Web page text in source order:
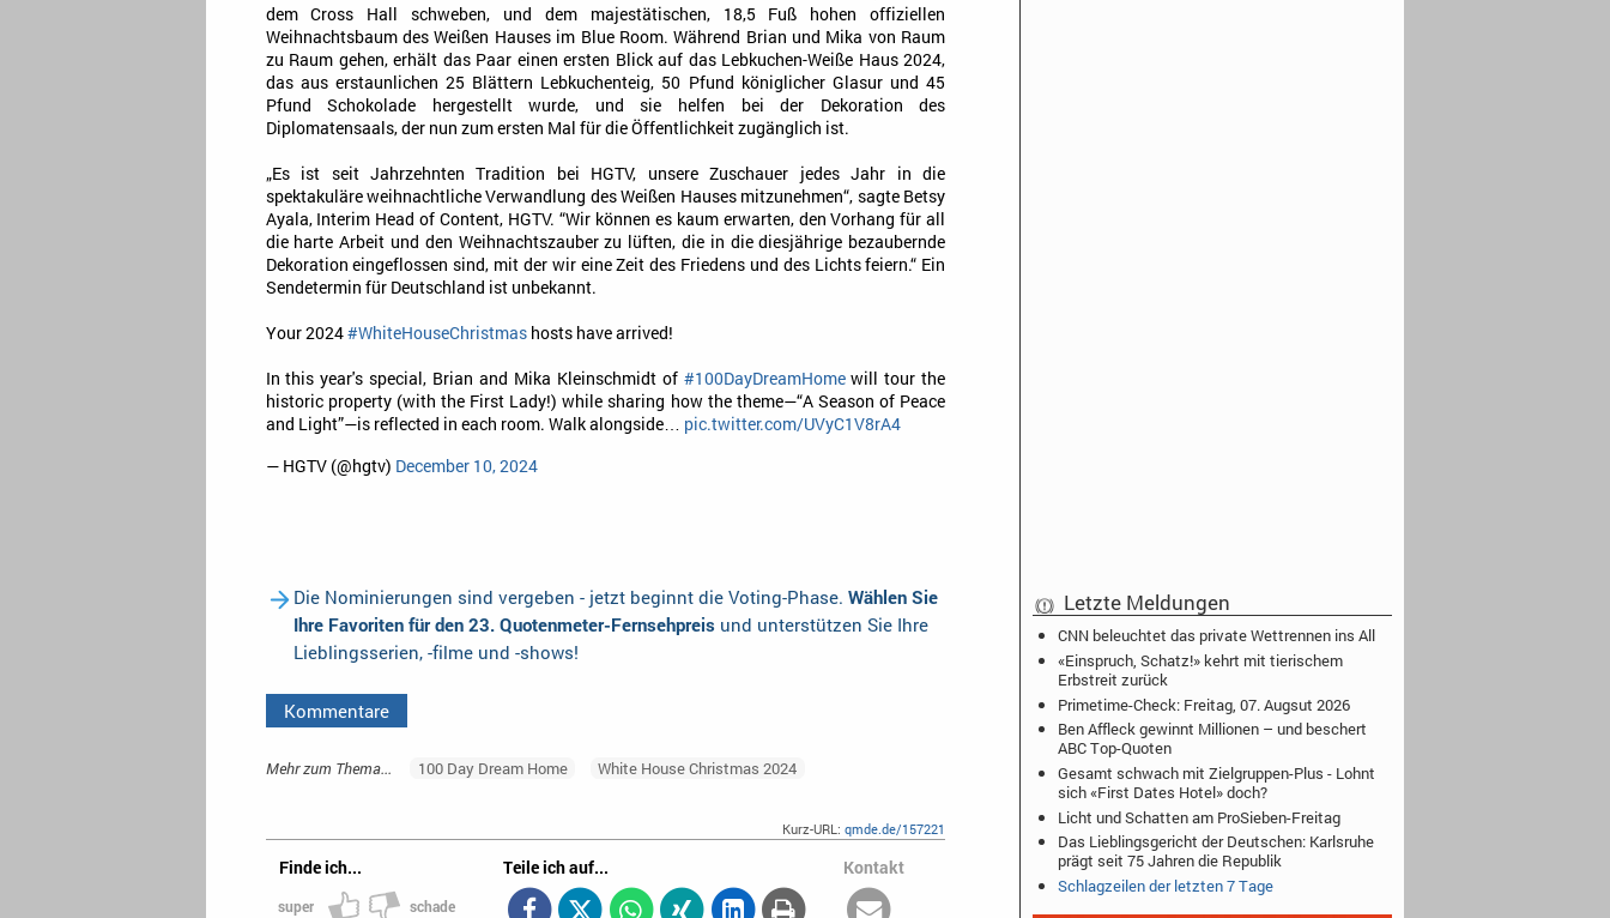
dem Cross Hall schweben, und dem majestätischen, 18,5 Fuß hohen offiziellen
Weihnachtsbaum des Weißen Hauses im Blue Room. Während Brian und Mika von Raum
zu Raum gehen, erhält das Paar einen ersten Blick auf das Lebkuchen-Weiße Haus 2024,
das aus erstaunlichen 25 Blättern Lebkuchenteig, 50 Pfund königlicher Glasur und 45
Pfund Schokolade hergestellt wurde, und sie helfen bei der Dekoration des
Diplomatensaals, der nun zum ersten Mal für die Öffentlichkeit zugänglich ist.
„Es ist seit Jahrzehnten Tradition bei HGTV, unsere Zuschauer jedes Jahr in die
spektakuläre weihnachtliche Verwandlung des Weißen Hauses mitzunehmen“, sagte Betsy
Ayala, Interim Head of Content, HGTV. “Wir können es kaum erwarten, den Vorhang für all
die harte Arbeit und den Weihnachtszauber zu lüften, die in die diesjährige bezaubernde
Dekoration eingeflossen sind, mit der wir eine Zeit des Friedens und des Lichts feiern.“ Ein
Sendetermin für Deutschland ist unbekannt.
Your 2024#WhiteHouseChristmashosts have arrived!
In this year's special, Brian and Mika Kleinschmidt of #100DayDreamHomewill tour the
historic property (with the First Lady!) while sharing how the theme—“A Season of Peace
and Light”—is reflected in each room. Walk alongside… pic.twitter.com/UVyC1V8rA4
— HGTV (@hgtv) December 10, 2024
Die Nominierungen sind vergeben - jetzt beginnt die Voting-Phase. Wählen Sie
Ihre Favoriten für den 23. Quotenmeter-Fernsehpreisund unterstützen Sie Ihre
Lieblingsserien, -filme und -shows!
Kommentare
Mehr zum Thema... 100 Day Dream Home White House Christmas 2024
Kurz-URL:qmde.de/157221
Finde ich...
super schade
Teile ich auf... Kontakt
Letzte Meldungen
CNN beleuchtet das private Wettrennen ins All
«Einspruch, Schatz!» kehrt mit tierischem
Erbstreit zurück
Primetime-Check: Freitag, 07. Augsut 2026
Ben Affleck gewinnt Millionen – und beschert
ABC Top-Quoten
Gesamt schwach mit Zielgruppen-Plus - Lohnt
sich «First Dates Hotel» doch?
Licht und Schatten am ProSieben-Freitag
Das Lieblingsgericht der Deutschen: Karlsruhe
prägt seit 75 Jahren die Republik
Schlagzeilen der letzten 7 Tage